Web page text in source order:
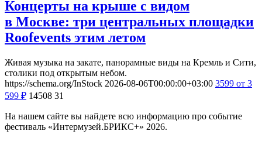
Концерты на крыше с видом
в Москве: три центральных площадки
Roofevents этим летом
Живая музыка на закате, панорамные виды на Кремль и Сити,
столики под открытым небом.
https://schema.org/InStock 2026-08-06T00:00:00+03:00 3599 от 3
599 ₽ 14508 31
На нашем сайте вы найдете всю информацию про событие
фестиваль «Интермузей.БРИКС+» 2026.